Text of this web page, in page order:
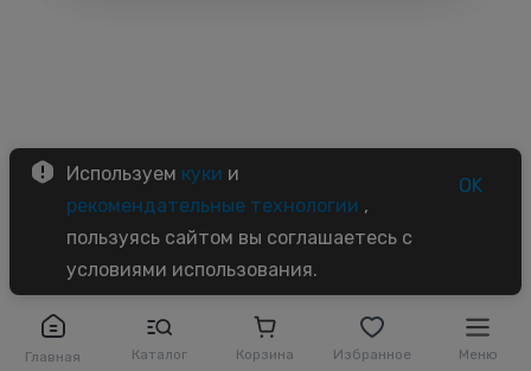
Главная Каталог Корзина Избранное Меню
Используем куки и
рекомендательные технологии ,
пользуясь сайтом вы соглашаетесь с
условиями использования.
OK